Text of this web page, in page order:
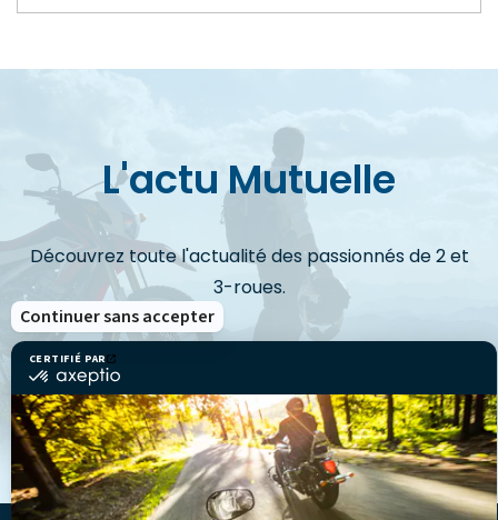
CERTIFIÉ PAR
certifié
Axeptio
-
En
savoir
plus
sur
Axeptio
Continuer sans accepter
L'actu Mutuelle
Découvrez toute l'actualité des passionnés de 2 et
3-roues.